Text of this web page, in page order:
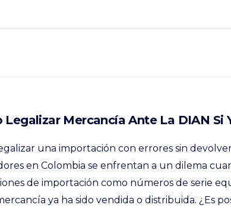
Legalizar Mercancía Ante La DIAN Si
una importación con errores sin
en Colombia se enfrentan a un dilema
de importación como números de serie
ya ha sido vendida o distribuida. ¿Es